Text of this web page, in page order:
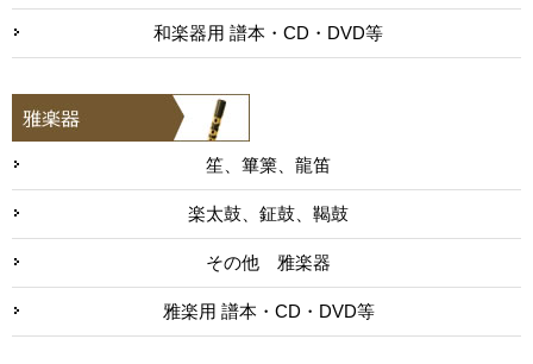
和楽器用 譜本・CD・DVD等
笙、篳篥、龍笛
楽太鼓、鉦鼓、鞨鼓
その他 雅楽器
雅楽用 譜本・CD・DVD等